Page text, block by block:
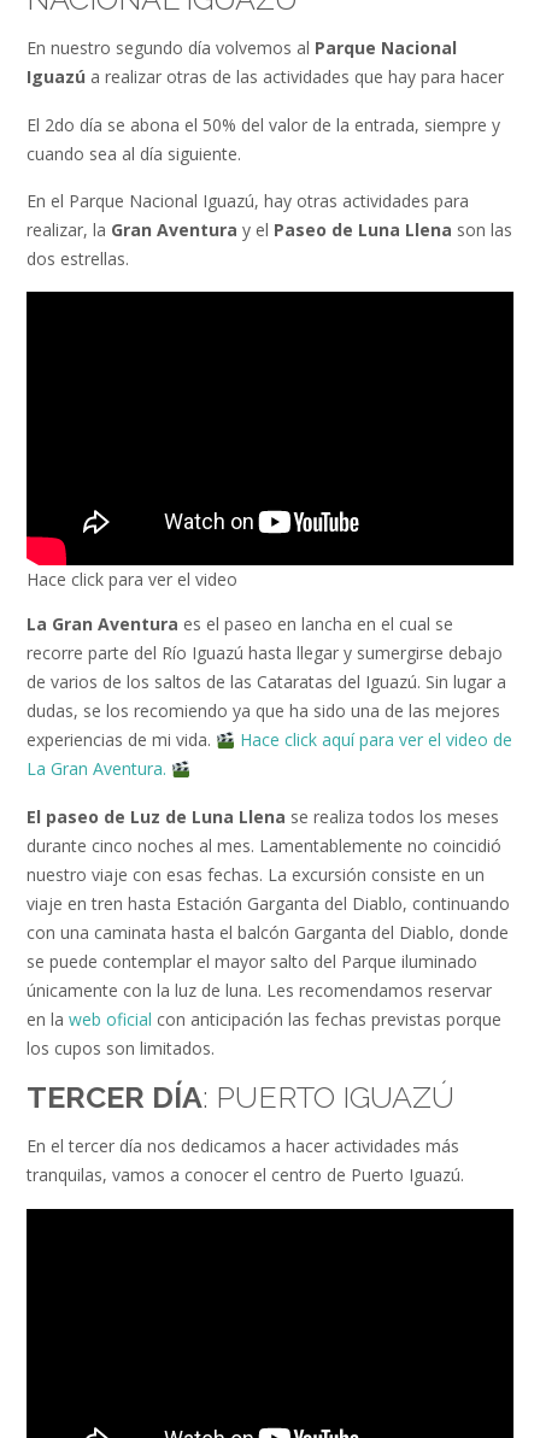
En nuestro segundo día volvemos al Parque Nacional
Iguazú a realizar otras de las actividades que hay para hacer
El 2do día se abona el 50% del valor de la entrada, siempre y
cuando sea al día siguiente.
En el Parque Nacional Iguazú, hay otras actividades para
realizar, la Gran Aventura y el Paseo de Luna Llena son las
dos estrellas.
Hace click para ver el video
La Gran Aventura es el paseo en lancha en el cual se
recorre parte del Río Iguazú hasta llegar y sumergirse debajo
de varios de los saltos de las Cataratas del Iguazú. Sin lugar a
dudas, se los recomiendo ya que ha sido una de las mejores
experiencias de mi vida.
Hace click aquí para ver el video de
La Gran Aventura.
El paseo de Luz de Luna Llena se realiza todos los meses
durante cinco noches al mes. Lamentablemente no coincidió
nuestro viaje con esas fechas. La excursión consiste en un
viaje en tren hasta Estación Garganta del Diablo, continuando
con una caminata hasta el balcón Garganta del Diablo, donde
se puede contemplar el mayor salto del Parque iluminado
únicamente con la luz de luna. Les recomendamos reservar
en la web oficial con anticipación las fechas previstas porque
los cupos son limitados.
TERCER DÍA: PUERTO IGUAZÚ
En el tercer día nos dedicamos a hacer actividades más
tranquilas, vamos a conocer el centro de Puerto Iguazú.